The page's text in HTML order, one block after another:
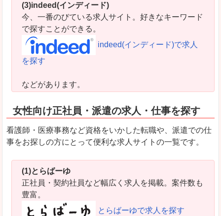
(3)indeed(インディード)
今、一番のびている求人サイト。好きなキーワード
で探すことができる。
indeed(インディード)で求人
を探す
などがあります。
女性向け正社員・派遣の求人・仕事を探す
看護師・医療事務など資格をいかした転職や、派遣での仕
事をお探しの方にとって便利な求人サイトの一覧です。
(1)とらばーゆ
正社員・契約社員など幅広く求人を掲載。案件数も
豊富。
とらばーゆで求人を探す